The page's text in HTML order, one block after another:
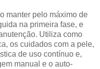
manter pelo máximo de
na primeira fase, e
Utiliza como
os cuidados com a pele,
de uso contínuo e,
manual e o auto-